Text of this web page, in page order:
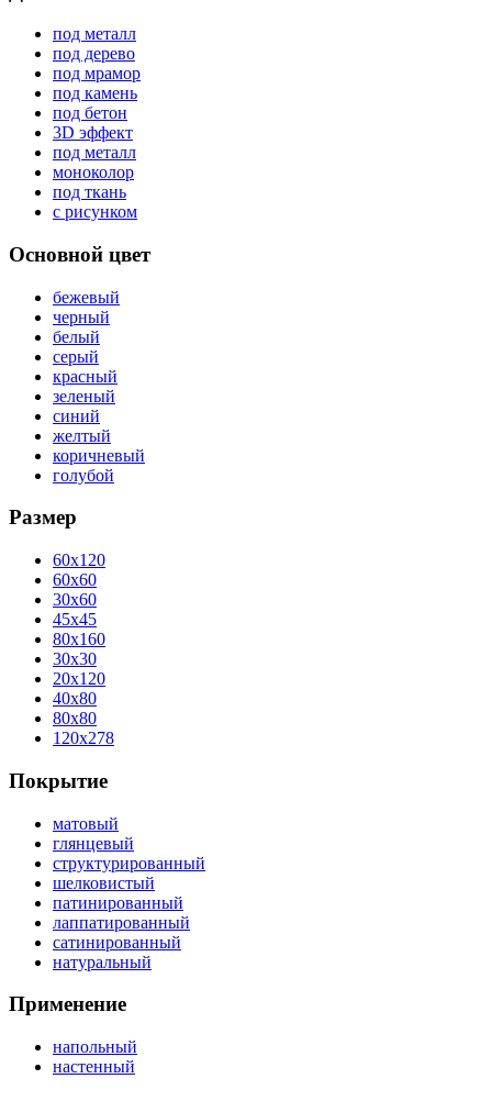
под металл
под дерево
под мрамор
под камень
под бетон
3D эффект
под металл
моноколор
под ткань
с рисунком
Основной цвет
бежевый
черный
белый
серый
красный
зеленый
синий
желтый
коричневый
голубой
Размер
60x120
60x60
30x60
45x45
80x160
30x30
20x120
40x80
80x80
120x278
Покрытие
матовый
глянцевый
структурированный
шелковистый
патинированный
лаппатированный
сатинированный
натуральный
Применение
напольный
настенный